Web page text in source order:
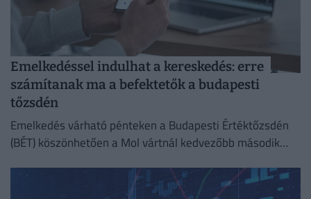
Emelkedéssel indulhat a kereskedés: erre
számítanak ma a befektetők a budapesti
tőzsdén
Emelkedés várható pénteken a Budapesti Értéktőzsdén
(BÉT) köszönhetően a Mol vártnál kedvezőbb második